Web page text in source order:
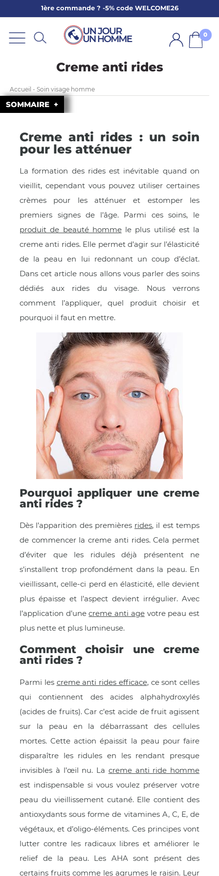
1ère commande ? -5% code WELCOME26
0
LA BARBE
Creme anti rides
Accueil - Soin visage homme
SOMMAIRE
Creme anti rides : un soin
pour les atténuer
La formation des rides est inévitable quand on
vieillit, cependant vous pouvez utiliser certaines
crèmes pour les atténuer et estomper les
premiers signes de l’âge. Parmi ces soins, le
produit de beauté hommele plus utilisé est la
creme anti rides. Elle permet d’agir sur l’élasticité
de la peau en lui redonnant un coup d’éclat.
Dans cet article nous allons vous parler des soins
dédiés aux rides du visage. Nous verrons
comment l’appliquer, quel produit choisir et
pourquoi il faut en mettre.
Pourquoi appliquer une creme
anti rides ?
Dès l’apparition des premières rides, il est temps
de commencer la creme anti rides. Cela permet
d’éviter que les ridules déjà présentent ne
s’installent trop profondément dans la peau. En
vieillissant, celle-ci perd en élasticité, elle devient
plus épaisse et l’aspect devient irrégulier. Avec
l’application d’unecreme anti agevotre peau est
plus nette et plus lumineuse.
Comment choisir une creme
anti rides ?
Parmi les creme anti rides efficace, ce sont celles
qui contiennent des acides alphahydroxylés
(acides de fruits). Car c’est acide de fruit agissent
sur la peau en la débarrassant des cellules
mortes. Cette action épaissit la peau pour faire
disparaître les ridules en les rendant presque
invisibles à l’œil nu. La creme anti ride homme
est indispensable si vous voulez préserver votre
peau du vieillissement cutané. Elle contient des
antioxydants sous forme de vitamines A, C, E, de
végétaux, et d’oligo-éléments. Ces principes vont
lutter contre les radicaux libres et améliorer le
relief de la peau. Les AHA sont présent des
certains fruits comme les agrumes le raisin. Leur